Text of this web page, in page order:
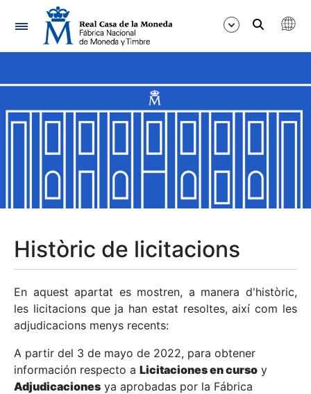
Navegació
Mostra/Amaga
Mostra/Amaga
Mostra/Amaga
Mostra/Amaga
Mostra/Amaga
Històric de licitacions
En aquest apartat es mostren, a manera d'històric,
les licitacions que ja han estat resoltes, així com les
adjudicacions menys recents:
A partir del 3 de mayo de 2022, para obtener
información respecto a Licitaciones en curso y
Adjudicaciones ya aprobadas por la Fábrica